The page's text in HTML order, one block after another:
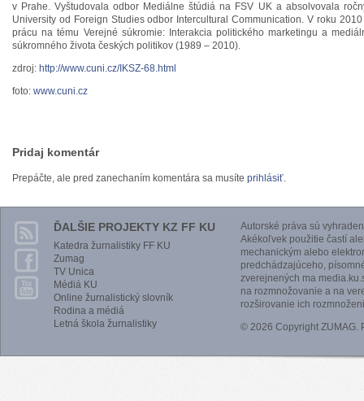
v Prahe. Vyštudovala odbor Mediálne štúdiá na FSV UK a absolvovala
University od Foreign Studies odbor Intercultural Communication. V roku
prácu na tému Verejné súkromie: Interakcia politického marketingu a
súkromného života českých politikov (1989 – 2010).
zdroj: http://www.cuni.cz/IKSZ-68.html
foto: www.cuni.cz
Pridaj komentár
Prepáčte, ale pred zanechaním komentára sa musíte prihlásiť.
ĎALŠIE PROJEKTY KZ FF KU
Katedra žurnalistiky FF KU
Zumag
TV Unica
Médiá KU
Online žurnalistický slovník
Rodina a médiá
Letná škola žurnalistiky
Autorské práva sú
Akékoľvek použitie častí
mechanickým alebo
predchádzajúceho,
zverejnených ma
na rozmnožovanie a na
rozširovanie ich
© 2026 Copyright ZUMAG.